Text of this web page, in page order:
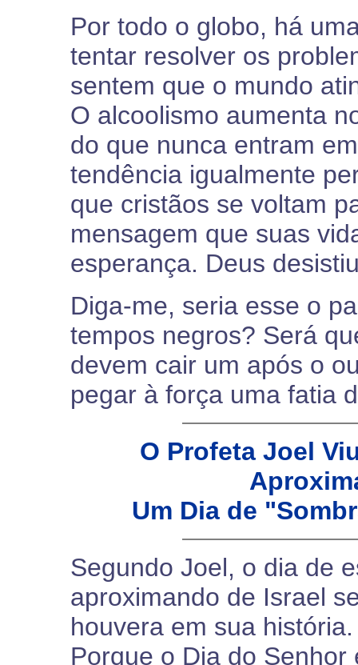
Por todo o globo, há
tentar resolver os
sentem que o mundo
O alcoolismo aumenta
do que nunca entram
tendência igualmente
que cristãos se voltam
mensagem que suas
esperança. Deus
Diga-me, seria esse o
tempos negros? Será
devem cair um após o
pegar à força uma fatia
O Profeta Joel
Um Dia de
Segundo Joel, o dia de
aproximando de Israel
houvera em sua
Porque o Dia do